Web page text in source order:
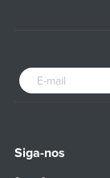
Siga-nos